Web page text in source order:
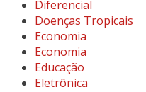
Diferencial
Doenças Tropicais
Economia
Economia
Educação
Eletrônica